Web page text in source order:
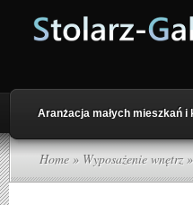
Aranżacja małych mieszkań i
Home » Wyposażenie wnętrz»